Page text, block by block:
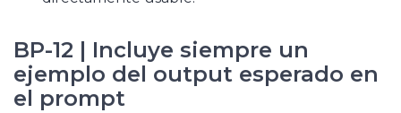
BP-12 | Incluye siempre un
ejemplo del output esperado en
el prompt